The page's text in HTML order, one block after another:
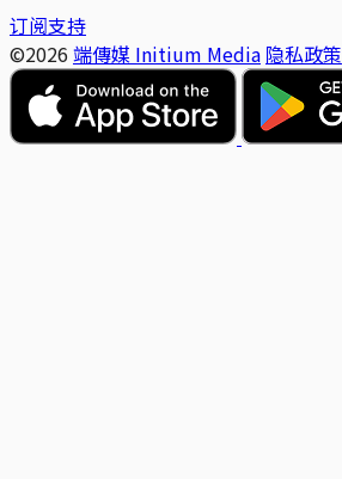
订阅支持
©2026 端傳媒 Initium Media 隐私政策